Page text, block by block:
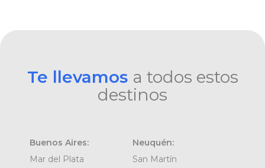
Te llevamos a todos estos
destinos
Buenos Aires:
Mar del Plata
Neuquén:
San Martín